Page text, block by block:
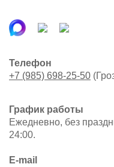
Телефон
+7 (985) 698-25-50
График работы
Ежедневно, без
24:00.
E-mail